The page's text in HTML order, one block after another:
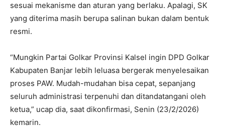
sesuai mekanisme dan aturan yang berlaku. Apalagi, SK
yang diterima masih berupa salinan bukan dalam bentuk
resmi.
“Mungkin Partai Golkar Provinsi Kalsel ingin DPD Golkar
Kabupaten Banjar lebih leluasa bergerak menyelesaikan
proses PAW. Mudah-mudahan bisa cepat, sepanjang
seluruh administrasi terpenuhi dan ditandatangani oleh
ketua,” ucap dia, saat dikonfirmasi, Senin (23/2/2026)
kemarin.